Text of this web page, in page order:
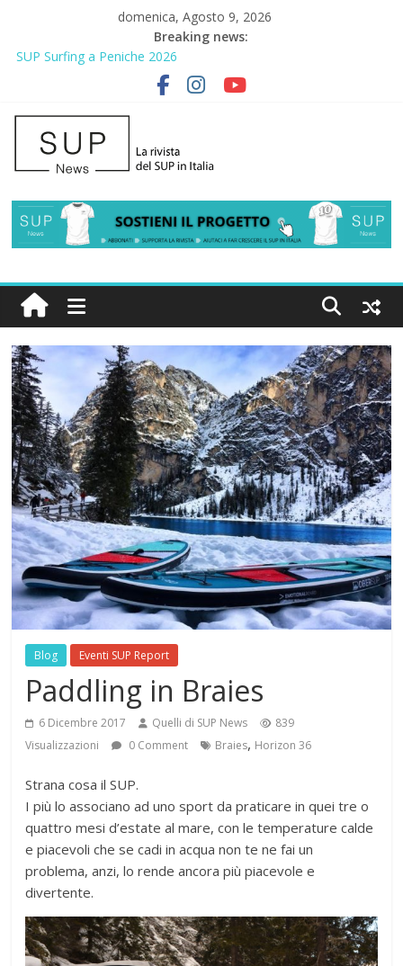
domenica, Agosto 9, 2026
Breaking news:
SUP Surfing a Peniche 2026
AirSUP a Gallico: prima storica gara per Reggio Calabria
Gallico Paddle Fest 2026: sul lungomare di Gallico torna la festa
del SUP
Porto Selvaggio, a lezione di soccorso con la giornata della
prevenzione
2° Urban Sup Trophy: la regata solidale per lo IOR
Blog Eventi SUP Report
Paddling in Braies
6 Dicembre 2017 Quelli di SUP News
839
Visualizzazioni
0 Comment Braies, Horizon 36
Strana cosa il SUP.
I più lo associano ad uno sport da praticare in quei tre o
quattro mesi d’estate al mare, con le temperature calde
e piacevoli che se cadi in acqua non te ne fai un
problema, anzi, lo rende ancora più piacevole e
divertente.